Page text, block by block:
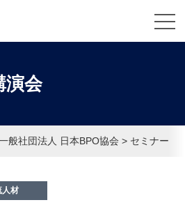
演会
般社団法人 日本BPO協会 > セミナー・
人材